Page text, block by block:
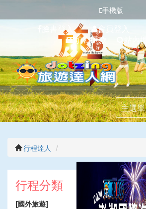
手機版
臉書登入 會員登入
填寫匯款
主選單
行程達人
行程分類
[國外旅遊]
張